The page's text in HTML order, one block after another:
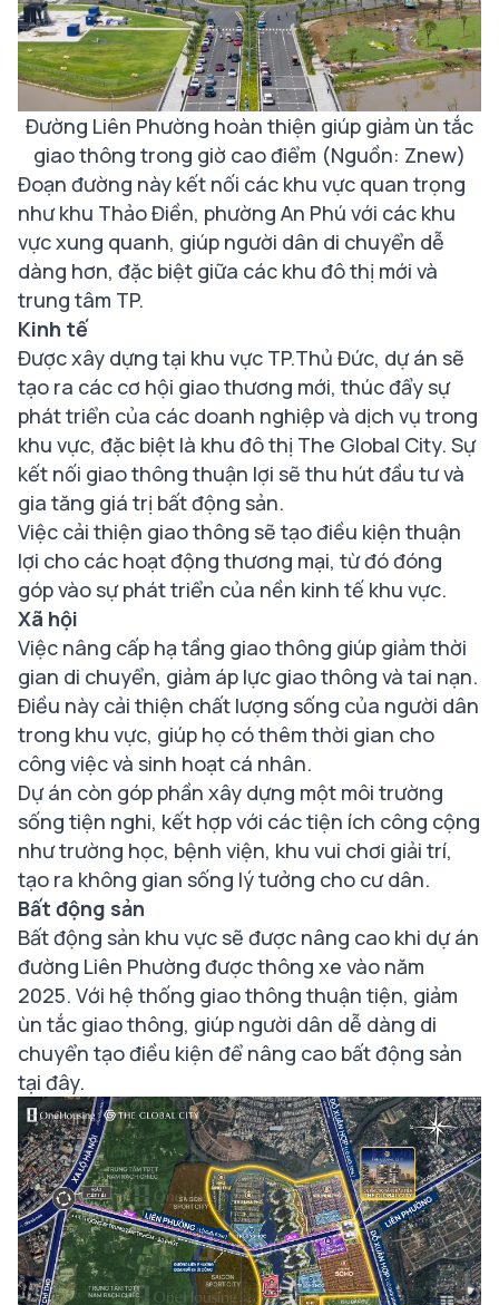
Đường Liên Phường hoàn thiện giúp giảm ùn tắc
giao thông trong giờ cao điểm (Nguồn: Znew)
Đoạn đường này kết nối các khu vực quan trọng
như khu Thảo Điền, phường An Phú với các khu
vực xung quanh, giúp người dân di chuyển dễ
dàng hơn, đặc biệt giữa các khu đô thị mới và
trung tâm TP.
Kinh tế
Được xây dựng tại khu vực TP.Thủ Đức, dự án sẽ
tạo ra các cơ hội giao thương mới, thúc đẩy sự
phát triển của các doanh nghiệp và dịch vụ trong
khu vực, đặc biệt là khu đô thị The Global City. Sự
kết nối giao thông thuận lợi sẽ thu hút đầu tư và
gia tăng giá trị bất động sản.
Việc cải thiện giao thông sẽ tạo điều kiện thuận
lợi cho các hoạt động thương mại, từ đó đóng
góp vào sự phát triển của nền kinh tế khu vực.
Xã hội
Việc nâng cấp hạ tầng giao thông giúp giảm thời
gian di chuyển, giảm áp lực giao thông và tai nạn.
Điều này cải thiện chất lượng sống của người dân
trong khu vực, giúp họ có thêm thời gian cho
công việc và sinh hoạt cá nhân.
Dự án còn góp phần xây dựng một môi trường
sống tiện nghi, kết hợp với các tiện ích công cộng
như trường học, bệnh viện, khu vui chơi giải trí,
tạo ra không gian sống lý tưởng cho cư dân.
Bất động sản
Bất động sản khu vực sẽ được nâng cao khi dự án
đường Liên Phường được thông xe vào năm
2025. Với hệ thống giao thông thuận tiện, giảm
ùn tắc giao thông, giúp người dân dễ dàng di
chuyển tạo điều kiện để nâng cao bất động sản
tại đây.